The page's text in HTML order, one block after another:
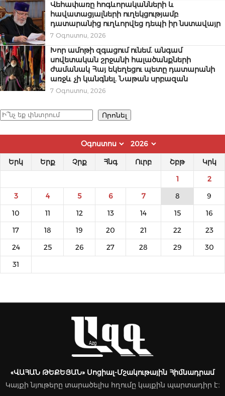
Վեհափառը հոգևորականների և
հավատացյալների ուղեկցությամբ
դատարանից ուղևորվեց դեպի իր նստավայր
7 Օգոստոս, 2026
Խոր ամոթի զգացում ունեմ. անգամ
սովետական շրջանի հալածանքների
ժամանակ Հայ եկեղեցու պետը դատարանի
առջև չի կանգնել. Նաթան սրբազան
7 Օգոստոս, 2026
Որոնել Որոնել
Երկ Երք Չրք Հնգ Ուրբ Շբթ Կրկ
1 2
3 4 5 6 7 8 9
10 11 12 13 14 15 16
17 18 19 20 21 22 23
24 25 26 27 28 29 30
31
«ՎԱՀԱՆ ԹԵՔԵՅԱՆ» Սոցիալ-Մշակութային Հիմնադրամ
Կայքի նյութերը տարածելիս հղումը կայքին պարտադիր է։